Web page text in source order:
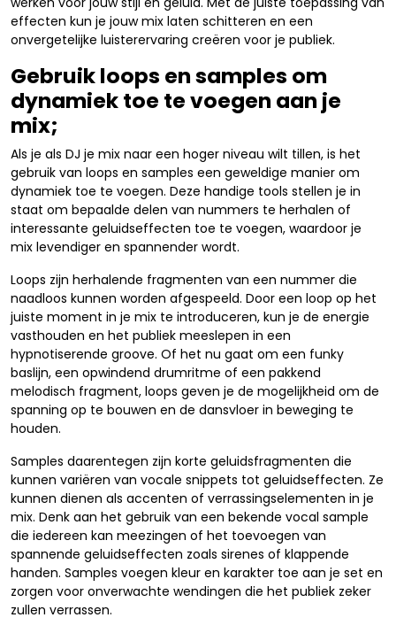
effecten kun je jouw mix laten schitteren en een
onvergetelijke luisterervaring creëren voor je publiek.
Gebruik loops en samples om
dynamiek toe te voegen aan je
mix;
Als je als DJ je mix naar een hoger niveau wilt tillen, is het
gebruik van loops en samples een geweldige manier om
dynamiek toe te voegen. Deze handige tools stellen je in
staat om bepaalde delen van nummers te herhalen of
interessante geluidseffecten toe te voegen, waardoor je
mix levendiger en spannender wordt.
Loops zijn herhalende fragmenten van een nummer die
naadloos kunnen worden afgespeeld. Door een loop op het
juiste moment in je mix te introduceren, kun je de energie
vasthouden en het publiek meeslepen in een
hypnotiserende groove. Of het nu gaat om een funky
baslijn, een opwindend drumritme of een pakkend
melodisch fragment, loops geven je de mogelijkheid om de
spanning op te bouwen en de dansvloer in beweging te
houden.
Samples daarentegen zijn korte geluidsfragmenten die
kunnen variëren van vocale snippets tot geluidseffecten. Ze
kunnen dienen als accenten of verrassingselementen in je
mix. Denk aan het gebruik van een bekende vocal sample
die iedereen kan meezingen of het toevoegen van
spannende geluidseffecten zoals sirenes of klappende
handen. Samples voegen kleur en karakter toe aan je set en
zorgen voor onverwachte wendingen die het publiek zeker
zullen verrassen.